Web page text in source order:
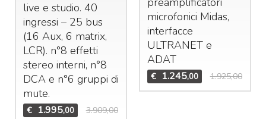
live e studio. 40
ingressi – 25 bus
(16 Aux, 6 matrix,
LCR). n°8 effetti
stereo interni, n°8
DCAe n°6 gruppi di
mute.
€ 1.995,00 3.909,00
microfonici Midas,
interfacce
ULTRANETe
ADAT
€ 1.245,00 1.925,00